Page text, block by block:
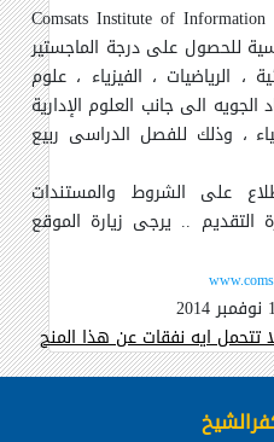
Comsats Institute of Information
للحصول على درجة الماجستير
الرياضيات ، الفيزياء ، علوم
الجويه الى جانب العلوم الإدارية
، وذلك للفصل الدراسى ربيع
على الشروط والمستندات
التقديم .. يرجى زيارة الموقع
لا تتحمل ايه نفقات عن هذا المنح